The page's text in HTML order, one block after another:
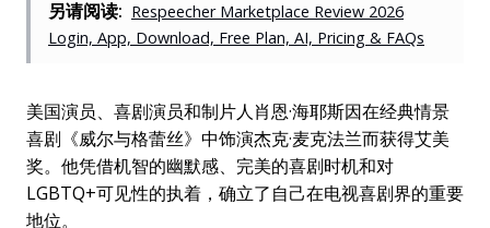
另请阅读: Respeecher Marketplace Review 2026
Login, App, Download, Free Plan, AI, Pricing & FAQs
美国演员、喜剧演员和制片人肖恩·海耶斯因在经典情景
喜剧《威尔与格蕾丝》中饰演杰克·麦克法兰而获得艾美
奖。他凭借机智的幽默感、完美的喜剧时机和对
LGBTQ+可见性的执着，确立了自己在电视喜剧界的重要
地位。